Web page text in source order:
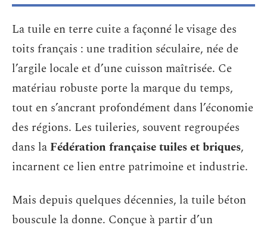
La tuile en terre cuite a façonné le visage des
toits français : une tradition séculaire, née de
l’argile locale et d’une cuisson maîtrisée. Ce
matériau robuste porte la marque du temps,
tout en s’ancrant profondément dans l’économie
des régions. Les tuileries, souvent regroupées
dans la Fédération française tuiles et briques,
incarnent ce lien entre patrimoine et industrie.
Mais depuis quelques décennies, la tuile béton
bouscule la donne. Conçue à partir d’un